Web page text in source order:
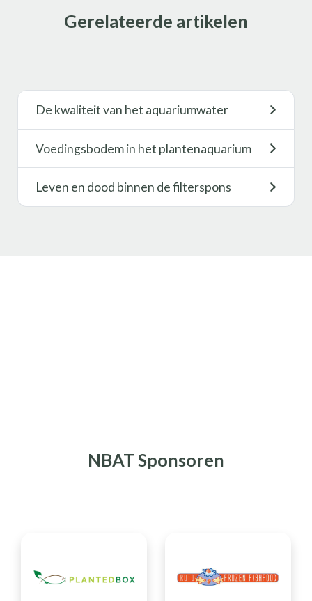
Gerelateerde artikelen
De kwaliteit van het aquariumwater
Voedingsbodem in het plantenaquarium
Leven en dood binnen de filterspons
NBAT Sponsoren